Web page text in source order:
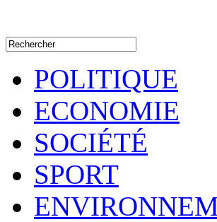
POLITIQUE
ECONOMIE
SOCIÉTÉ
SPORT